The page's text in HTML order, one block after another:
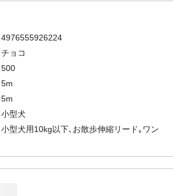
4976555926224
チョコ
500
5m
5m
小型犬
小型犬用10kg以下､お散歩伸縮リード｡ワン
●取扱説明書をよく読んで記載事項をお守り
ください。 ●使用後は清潔にして、幼児や